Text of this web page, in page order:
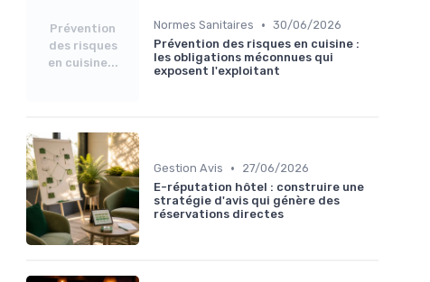
Prévention
des risques
en cuisine...
Normes Sanitaires • 30/06/2026
Prévention des risques en cuisine :
les obligations méconnues qui
exposent l'exploitant
Gestion Avis •
27/06/2026
E-réputation hôtel : construire une
stratégie d'avis qui génère des
réservations directes